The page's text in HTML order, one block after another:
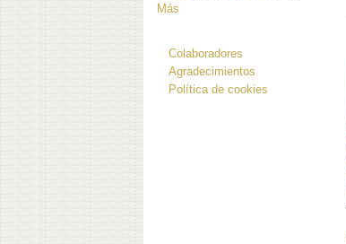
Más
Colaboradores
Agradecimientos
Política de cookies